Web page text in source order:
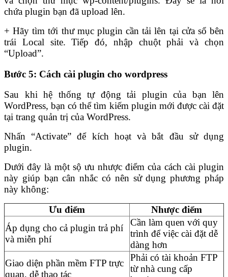
chứa plugin bạn đã upload lên.
+ Hãy tìm tới thư mục plugin cần tải lên tại cửa sổ bên
trái Local site. Tiếp đó, nhập chuột phải và chọn
“Upload”.
Bước 5: Cách cài plugin cho wordpress
Sau khi hệ thống tự động tải plugin của bạn lên
WordPress, bạn có thể tìm kiếm plugin mới được cài đặt
tại trang quản trị của WordPress.
Nhấn “Activate” để kích hoạt và bắt đầu sử dụng
plugin.
Dưới đây là một sộ ưu nhược điểm của cách cài plugin
này giúp bạn cân nhắc có nên sử dụng phương pháp
này không:
Ưu điểm
Nhược điểm
Áp dụng cho cả plugin trả phí
và miễn phí
Cần làm quen với quy
trình để việc cài đặt dễ
dàng hơn
Giao diện phần mềm FTP trực
quan, dễ thao tác
Phải có tài khoản FTP
từ nhà cung cấp